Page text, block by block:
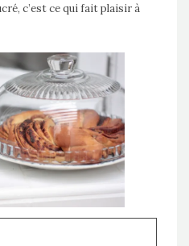
c’est ce qui fait plaisir à